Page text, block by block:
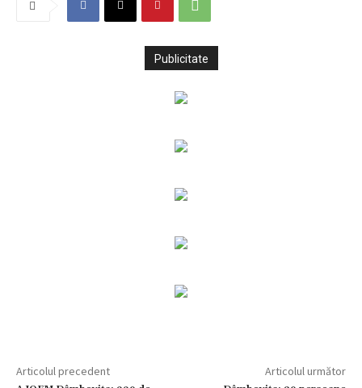
Publicitate
Articolul precedent Articolul următor